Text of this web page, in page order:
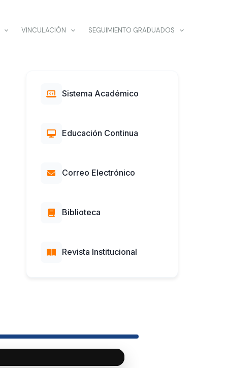
VINCULACIÓN SEGUIMIENTO GRADUADOS
Sistema Académico
Educación Continua
Correo Electrónico
Biblioteca
Revista Institucional